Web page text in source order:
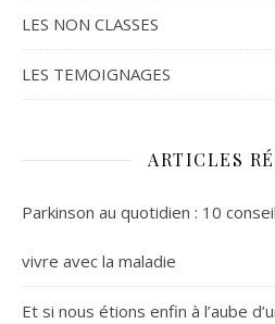
LES NON CLASSES
LES TEMOIGNAGES
ARTICLES
Parkinson au quotidien : 10
vivre avec la maladie
Et si nous étions enfin à l’aube